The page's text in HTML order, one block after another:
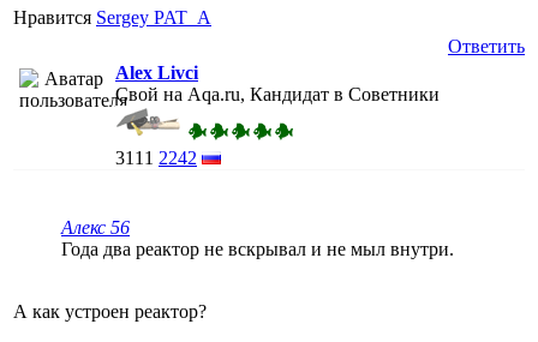
Нравится Sergey PAT_A
Ответить
Alex Livci
Свой на Aqa.ru, Кандидат в Советники
3111 2242
Алекс 56
Года два реактор не вскрывал и не мыл внутри.
А как устроен реактор?